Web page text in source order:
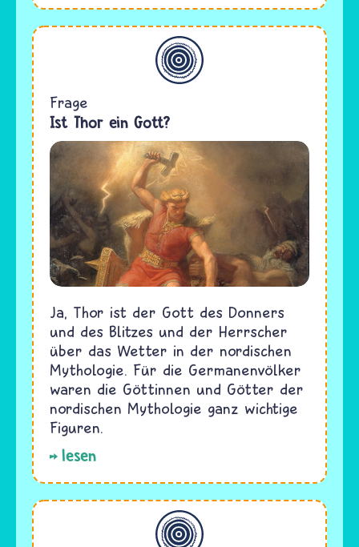
Allgemein
Frage
Ist Thor ein Gott?
Ja, Thor ist der Gott des Donners
und des Blitzes und der Herrscher
über das Wetter in der nordischen
Mythologie. Für die Germanenvölker
waren die Göttinnen und Götter der
nordischen Mythologie ganz wichtige
Figuren.
lesen
Allgemein